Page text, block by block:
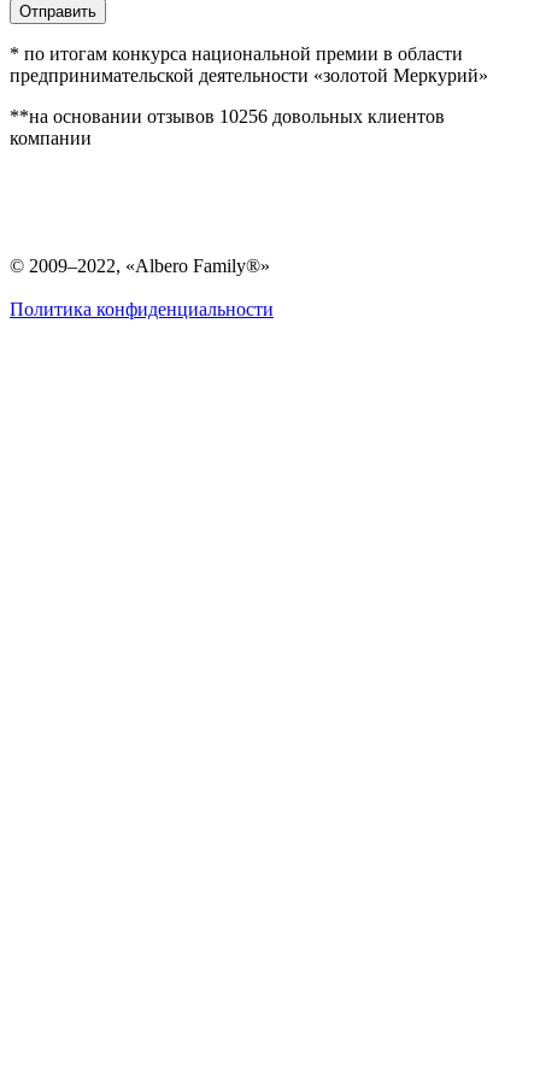
Отправить
* по итогам конкурса национальной премии в области
предпринимательской деятельности «золотой Меркурий»
**на основании отзывов 10256 довольных клиентов
компании
© 2009–2022, «Albero Family®»
Политика конфиденциальности